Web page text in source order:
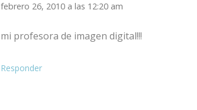
febrero 26, 2010 a las 12:20 am
mi profesora de imagen digital!!!
Responder